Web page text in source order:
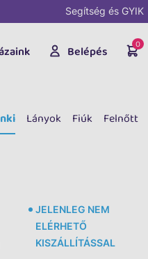
Segítség és GYIK
Belépés 0
Lányok Fiúk Felnőtt
JELENLEG NEM
ELÉRHETŐ
KISZÁLLÍTÁSSAL